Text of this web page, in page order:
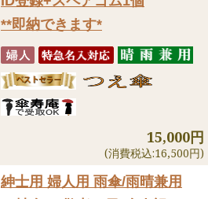
**即納できます*
15,000円
(消費税込:16,500円)
紳士用 婦人用 雨傘/雨晴兼用